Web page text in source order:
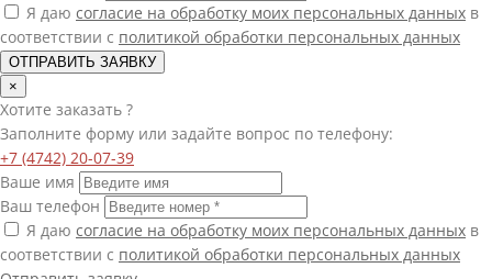
Я даю согласие на обработку моих персональных данных в
соответствии с политикой обработки персональных данных
ОТПРАВИТЬ ЗАЯВКУ
×
Хотите заказать ?
Заполните форму или задайте вопрос по телефону:
+7 (4742) 20-07-39
Ваше имя
Ваш телефон
Я даю согласие на обработку моих персональных данных в
соответствии с политикой обработки персональных данных